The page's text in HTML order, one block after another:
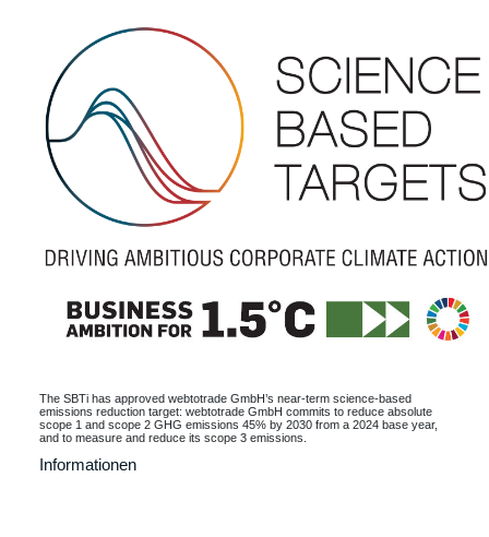
The SBTi has approved webtotrade GmbH’s near-term science-based
emissions reduction target: webtotrade GmbH commits to reduce absolute
scope 1 and scope 2 GHG emissions 45% by 2030 from a 2024 base year,
and to measure and reduce its scope 3 emissions.
Informationen